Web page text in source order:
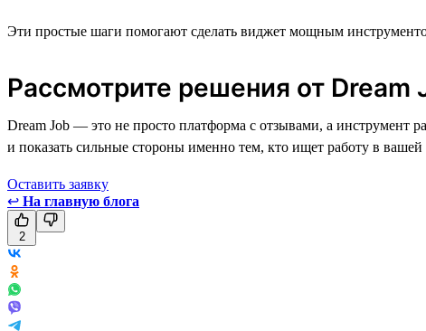
Эти простые шаги помогают сделать виджет мощным
Рассмотрите решения от Dream
Dream Job — это не просто платформа с отзывами, а инструмент
и показать сильные стороны именно тем, кто ищет работу в вашей
Оставить заявку
↩ На главную блога
2